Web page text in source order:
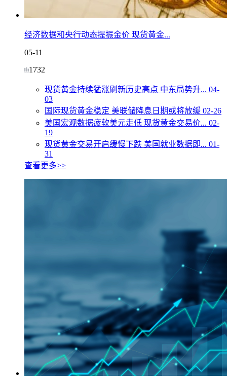
经济数据和央行动态提振金价 现货黄金...
05-11
1732
现货黄金持续猛涨刷新历史高点 中东局势升... 04-
03
国际现货黄金稳定 美联储降息日期或将放缓 02-26
美国宏观数据疲软美元走低 现货黄金交易价... 02-
19
现货黄金交易开启缓慢下跌 美国就业数据即... 01-
31
查看更多>>